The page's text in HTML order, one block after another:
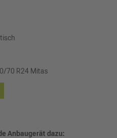
70 R24 Mitas
Anbaugerät dazu: